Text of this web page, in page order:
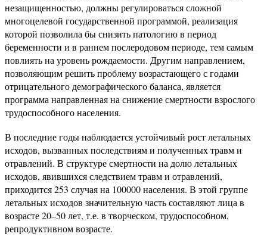
незащищенностью, должны регулироваться сложной
многоцелевой государственной программой, реализация
которой позволила бы снизить патологию в период
беременности и в раннем послеродовом периоде, тем самым
повлиять на уровень рождаемости. Другим направлением,
позволяющим решить проблему возрастающего с годами
отрицательного демографического баланса, является
программа направленная на снижение смертности взрослого
трудоспособного населения.
В последние годы наблюдается устойчивый рост летальных
исходов, вызванных последствиям и полученных травм и
отравлений. В структуре смертности на долю летальных
исходов, явившихся следствием травм и отравлений,
приходится 253 случая на 100000 населения. В этой группе
летальных исходов значительную часть составляют лица в
возрасте 20–50 лет, т.е. в творческом, трудоспособном,
репродуктивном возрасте.